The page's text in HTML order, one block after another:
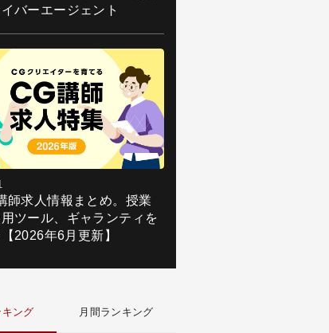
バーエージェント
師求人情報まとめ。授業
ツール、ギャランティを
2026年6月更新】
ング 月間ランキング